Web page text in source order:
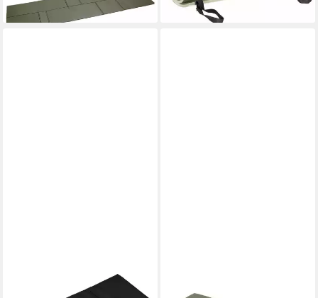
lieferbar - in 3-4 Werktagen bei dir lieferbar - in 3-4 Werktagen bei dir
Isomatte Iso Mattress Molle -